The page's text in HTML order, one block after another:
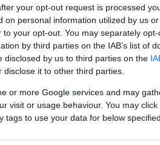
your opt-out request is processed
on personal information utilized by us
your opt-out. You may separately
by third parties on the IAB’s list of
disclosed by us to third parties on the
disclose it to other third parties.
or more Google services and may
visit or usage behaviour. You may
tags to use your data for below
φράγκου
λογισμικού.
, ενώ
10:28
10:21